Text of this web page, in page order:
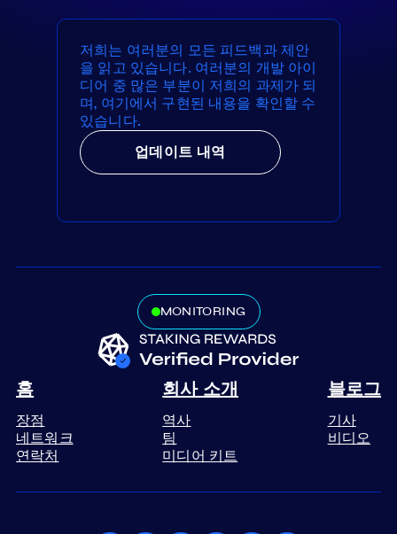
저희는 여러분의 모든 피드백과 제안
을 읽고 있습니다. 여러분의 개발 아이
디어 중 많은 부분이 저희의 과제가 되
며, 여기에서 구현된 내용을 확인할 수
있습니다.
업데이트 내역
MONITORING
홈
장점
네트워크
연락처
회사 소개
역사
팀
미디어 키트
블로그
기사
비디오